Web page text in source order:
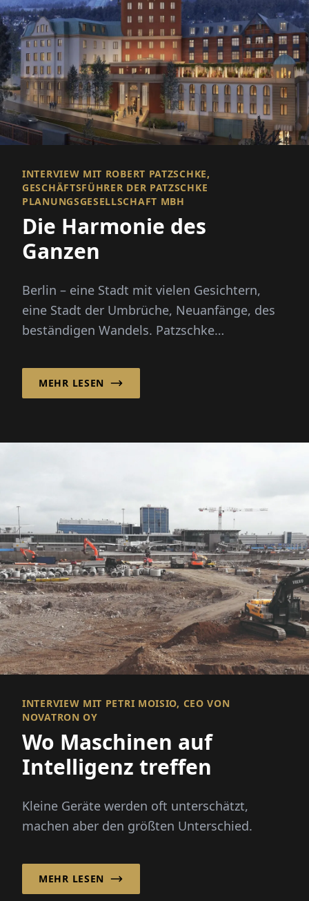
INTERVIEW MIT ROBERT PATZSCHKE,
GESCHÄFTSFÜHRER DER PATZSCHKE
PLANUNGSGESELLSCHAFT MBH
Die Harmonie des
Ganzen
Berlin – eine Stadt mit vielen Gesichtern,
eine Stadt der Umbrüche, Neuanfänge, des
beständigen Wandels. Patzschke
MEHR LESEN
INTERVIEW MIT PETRI MOISIO, CEO VON
NOVATRON OY
Wo Maschinen auf
Intelligenz treffen
Kleine Geräte werden oft unterschätzt,
machen aber den größten Unterschied.
MEHR LESEN